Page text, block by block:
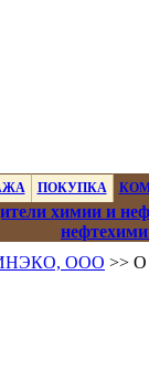
ПОКУПКА
химии и
ООО >> О